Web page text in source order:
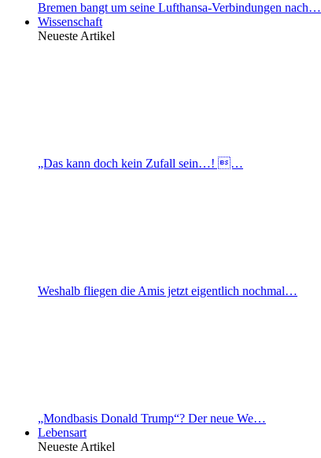
Bremen bangt um seine Lufthansa-Verbindungen nach…
Wissenschaft
Neueste Artikel
„Das kann doch kein Zufall sein…! …
Weshalb fliegen die Amis jetzt eigentlich nochmal…
„Mondbasis Donald Trump“? Der neue We…
Lebensart
Neueste Artikel